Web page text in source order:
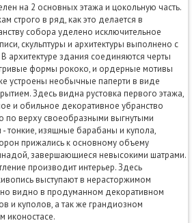
на 2 основных этажа и цокольную часть.
строго в ряд, как это делается в
собора уделено исключительное
скульптуры и архитектуры выполнено с
архитектуре здания соединяются черты
формы рококо, и ордерные мотивы
устроены необычные паперти в виде
Здесь видна рустовка первого этажа,
и обильное декоративное убранство
по верху своеобразными выгнутыми
тонкие, изящные барабаны и купола,
прижались к основному объему
завершающиеся невысокими шатрами.
производит интерьер. Здесь
выступают в нерасторжимом
видно в продуманном декоративном
и куполов, а так же грандиозном
иконостасе.